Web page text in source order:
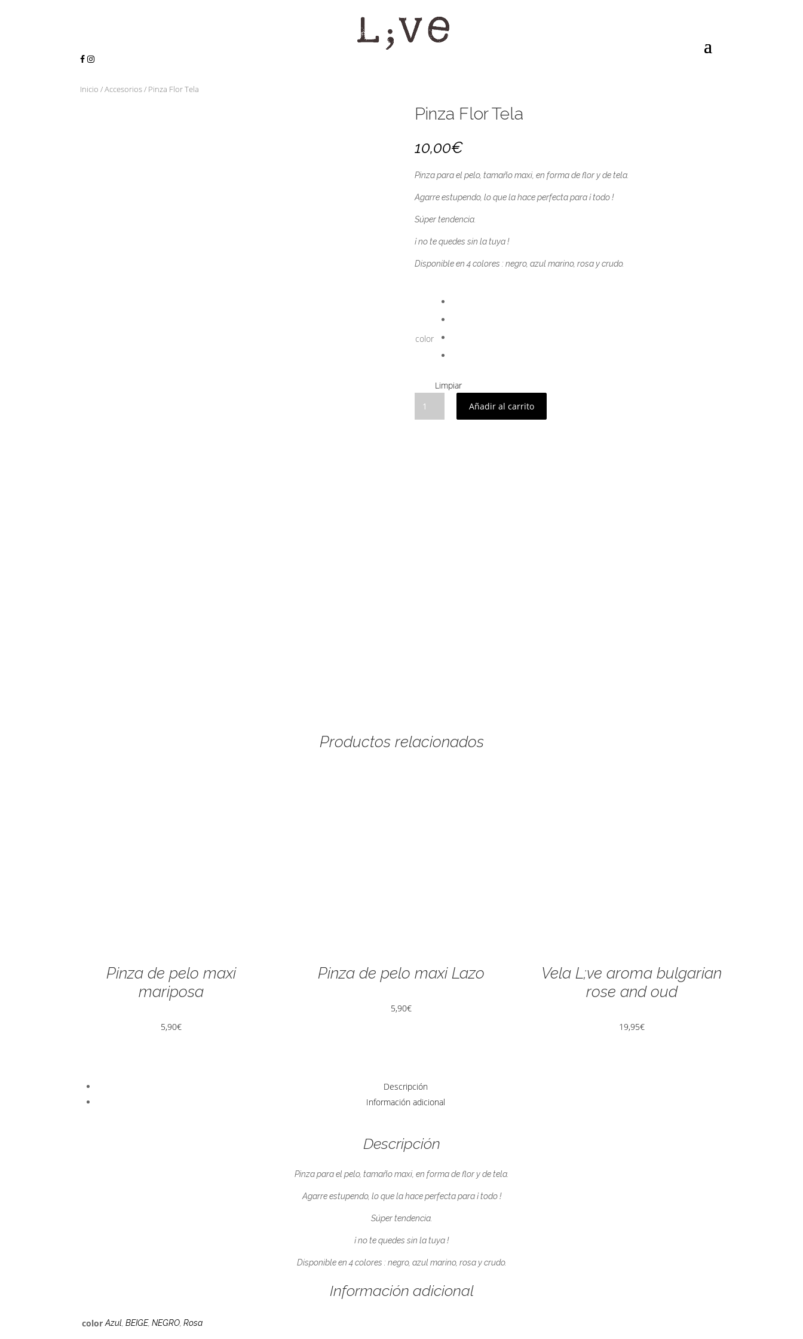
Inicio /Accesorios/ Pinza Flor Tela
Pinza Flor Tela
10,00€
Pinza para el pelo, tamaño maxi, en forma de flor y de tela.
Agarre estupendo, lo que la hace perfecta para ¡ todo !
Súper tendencia.
¡ no te quedes sin la tuya !
Disponible en 4 colores : negro, azul marino, rosa y crudo.
color
Limpiar
Flor
Añadir al carrito
Productos relacionados
Pinza de pelo maxi
mariposa
5,90€
Pinza de pelo maxi Lazo
5,90€
Vela L;ve aroma bulgarian
rose and oud
19,95€
Descripción
Información adicional
Descripción
Pinza para el pelo, tamaño maxi, en forma de flor y de tela.
Agarre estupendo, lo que la hace perfecta para ¡ todo !
Súper tendencia.
¡ no te quedes sin la tuya !
Disponible en 4 colores : negro, azul marino, rosa y crudo.
Información adicional
color Azul ,BEIGE,NEGRO ,Rosa